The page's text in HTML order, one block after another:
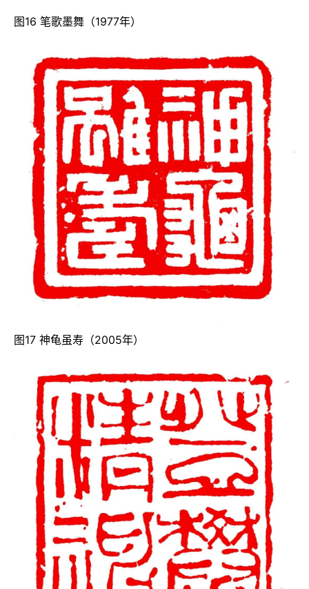
图16 笔歌墨舞（1977年）
图17 神龟虽寿（2005年）